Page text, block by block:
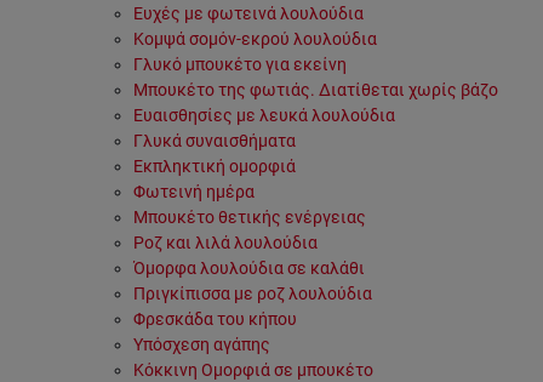
Ευχές με φωτεινά λουλούδια
Κομψά σομόν-εκρού λουλούδια
Γλυκό μπουκέτο για εκείνη
Μπουκέτο της φωτιάς. Διατίθεται χωρίς βάζο
Ευαισθησίες με λευκά λουλούδια
Γλυκά συναισθήματα
Εκπληκτική ομορφιά
Φωτεινή ημέρα
Μπουκέτο θετικής ενέργειας
Ροζ και λιλά λουλούδια
Όμορφα λουλούδια σε καλάθι
Πριγκίπισσα με ροζ λουλούδια
Φρεσκάδα του κήπου
Υπόσχεση αγάπης
Κόκκινη Ομορφιά σε μπουκέτο